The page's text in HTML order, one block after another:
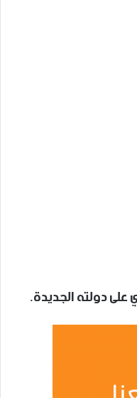
دولته الجديدة.